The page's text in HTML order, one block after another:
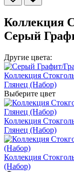
Коллекция
Серый
Другие цвета:
Коллекция
Глянец (Набор)
Выберите цвет
Коллекция
Глянец (Набор)
Коллекция
(Набор)